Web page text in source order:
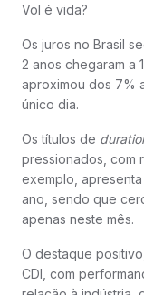
Vol é vida?
Os juros no Brasil
2 anos chegaram a
aproximou dos 7%
único dia.
Os títulos de
pressionados, com
exemplo,
ano, sendo que
apenas neste mês.
O destaque
CDI, com